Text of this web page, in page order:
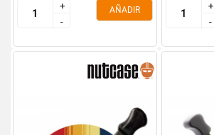
+
-
+
-
AÑADIR
+
-
+
-